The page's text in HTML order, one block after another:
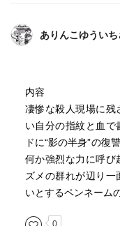
何はともあれ、面白
す‼︎
ありんこゆうい
内容
凄惨な殺人現場に残
い自分の指紋と血
ドに“影の半身”の復
何か強烈な力に呼び
ズメの群れが辺り一
いとするペンネーム
0